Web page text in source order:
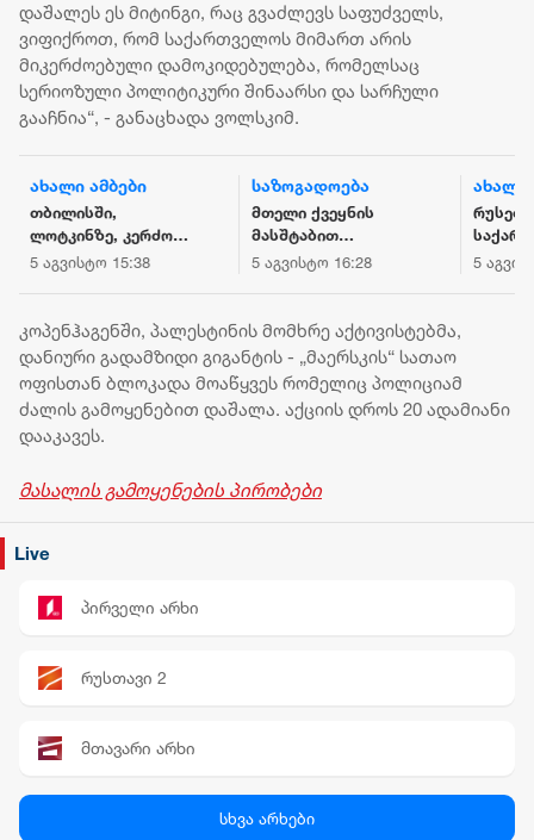
დაშალეს ეს მიტინგი, რაც გვაძლევს საფუძველს,
ვიფიქროთ, რომ საქართველოს მიმართ არის
მიკერძოებული დამოკიდებულება, რომელსაც
სერიოზული პოლიტიკური შინაარსი და სარჩული
გააჩნია“, - განაცხადა ვოლსკიმ.
ახალი ამბები
თბილისში,
ლოტკინზე, კერძო
სახლში ხანძარი
5 აგვისტო 15:38
საზოგადოება
მთელი ქვეყნის
მასშტაბით
ელექტროენერგია
5 აგვისტო 16:28
ახალი
რუსეთ-
5
კოპენჰაგენში, პალესტინის მომხრე აქტივისტებმა,
დანიური გადამზიდი გიგანტის - „მაერსკის“ სათაო
ოფისთან ბლოკადა მოაწყვეს რომელიც პოლიციამ
ძალის გამოყენებით დაშალა. აქციის დროს 20 ადამიანი
დააკავეს.
მასალის გამოყენების პირობები
Live
პირველი არხი
რუსთავი 2
მთავარი არხი
სხვა არხები